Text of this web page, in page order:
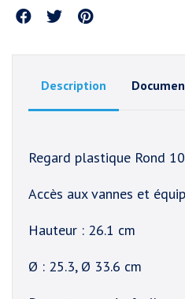
Partager
Description
Regard plastique Rond
Accès aux vannes et
Hauteur : 26.1 cm
Ø : 25.3, Ø 33.6 cm